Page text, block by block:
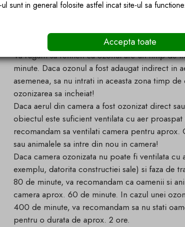
Dupa sfarsitul perioadei de tratament:
Mai intai verificati daca unitatea nu mai
in modul oprit pentru o perioada mai lunga
Va rugam sa retineti ca ozonul are un timp de
minute. Daca ozonul a fost adaugat indirect in
asemenea, sa nu intrati in aceasta zona timp
ozonizarea sa incheiat!
Daca aerul din camera a fost ozonizat direct
obiectul este suficient ventilata cu aer
recomandam sa ventilati camera pentru
sau animalele sa intre din nou in camera!
Daca camera ozonizata nu poate fi ventilata
exemplu, datorita constructiei sale) si faza de
80 de minute, va recomandam ca oamenii si
camera aprox. 60 de minute. In cazul unei
400 de minute, va recomandam sa nu stati
pentru o durata de aprox. 2 ore.
sunt in general folosite astfel incat site-ul sa
Accepta toate